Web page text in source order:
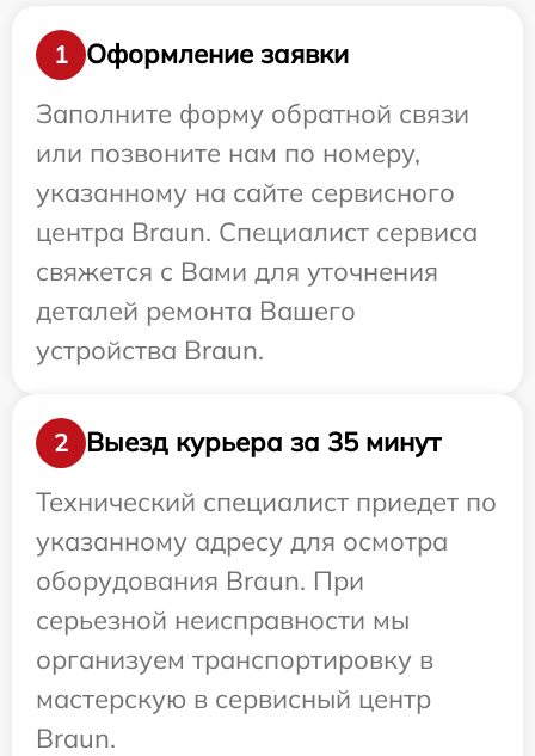
1
Оформление заявки
Заполните форму обратной связи
или позвоните нам по номеру,
указанному на сайте сервисного
центра Braun. Специалист сервиса
свяжется с Вами для уточнения
деталей ремонта Вашего
устройства Braun.
2
Выезд курьера за 35 минут
Технический специалист приедет по
указанному адресу для осмотра
оборудования Braun. При
серьезной неисправности мы
организуем транспортировку в
мастерскую в сервисный центр
Braun.